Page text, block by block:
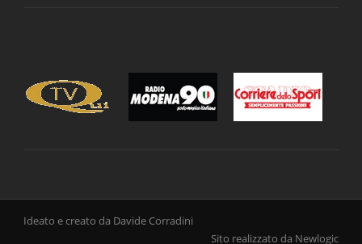
Ideato e creato da Davide Corradini
Sito realizzato da Newlogic